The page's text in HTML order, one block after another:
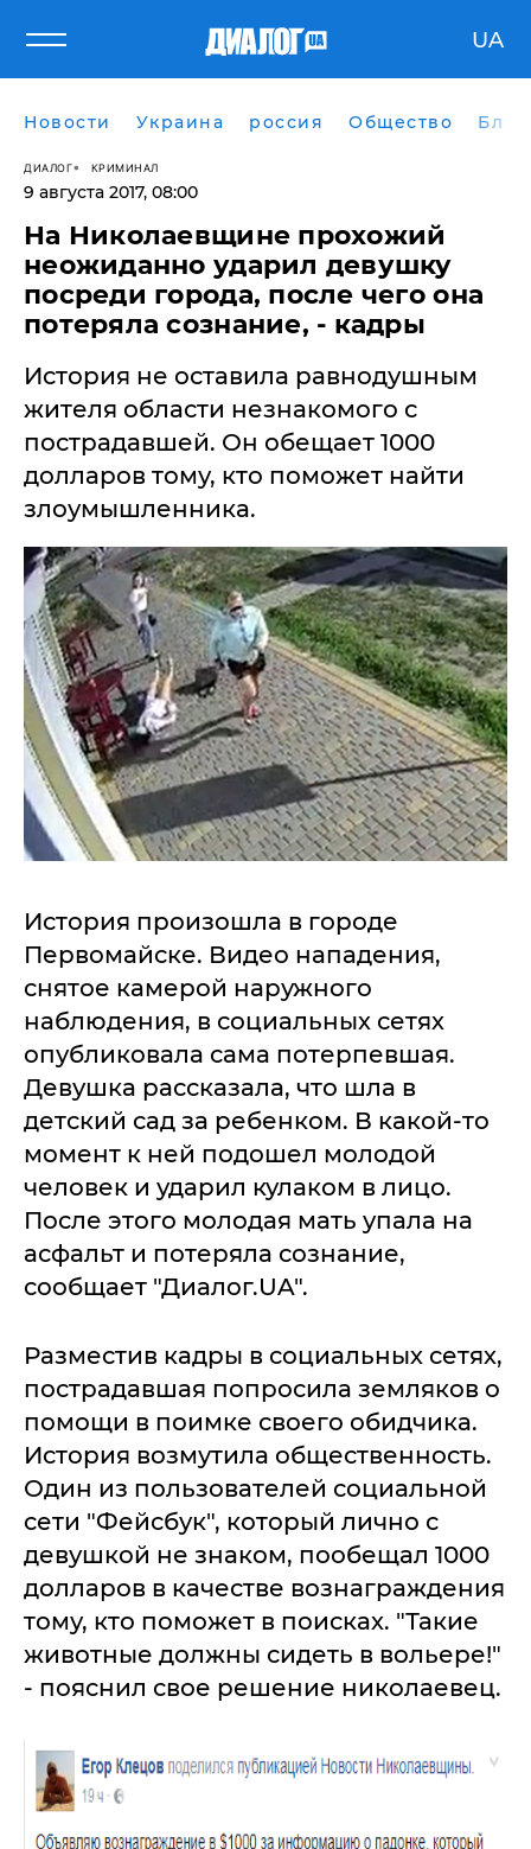
UA
Новости Украина россия Общество
ДИАЛОГ КРИМИНАЛ
9 августа 2017, 08:00
На Николаевщине прохожий
неожиданно ударил девушку
посреди города, после чего она
потеряла сознание, - кадры
История не оставила равнодушным
жителя области незнакомого с
пострадавшей. Он обещает 1000
долларов тому, кто поможет найти
злоумышленника.
История произошла в городе
Первомайске. Видео нападения,
снятое камерой наружного
наблюдения, в социальных сетях
опубликовала сама потерпевшая.
Девушка рассказала, что шла в
детский сад за ребенком. В какой-то
момент к ней подошел молодой
человек и ударил кулаком в лицо.
После этого молодая мать упала на
асфальт и потеряла сознание,
сообщает "Диалог.UA".
Разместив кадры в социальных сетях,
пострадавшая попросила земляков о
помощи в поимке своего обидчика.
История возмутила общественность.
Один из пользователей социальной
сети "Фейсбук", который лично с
девушкой не знаком, пообещал 1000
долларов в качестве вознаграждения
тому, кто поможет в поисках. "Такие
животные должны сидеть в вольере!"
- пояснил свое решение николаевец.